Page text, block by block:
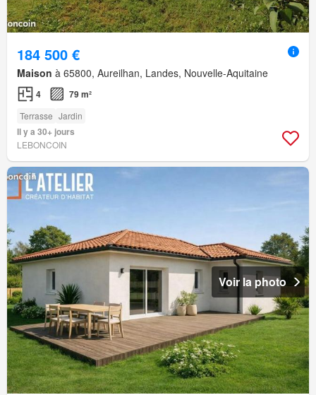
184 500 €
Maison à 65800, Aureilhan, Landes, Nouvelle-Aquitaine
4 79 m²
Terrasse Jardin
Il y a 30+ jours
LEBONCOIN
Voir la photo